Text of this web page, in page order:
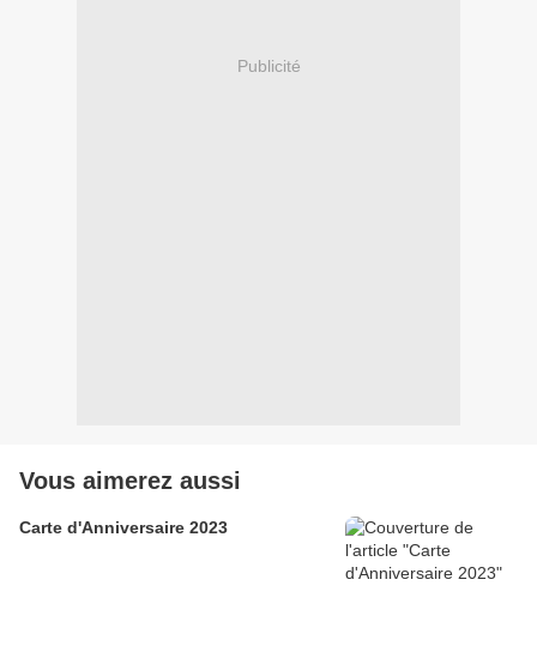
Publicité
Vous aimerez aussi
Carte d'Anniversaire 2023